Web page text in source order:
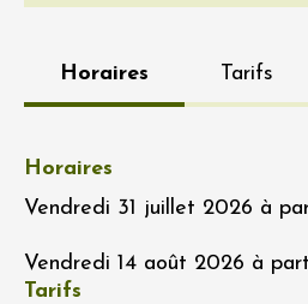
Horaires Tarifs
Horaires
Vendredi 31 juillet 2026 à
Vendredi 14 août 2026 à
Tarifs